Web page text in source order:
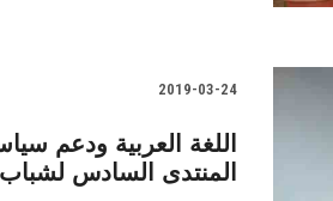
2019-03-24
اللغة العربية ودعم
المنتدى السادس لشباب